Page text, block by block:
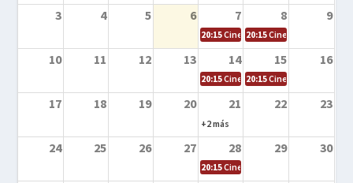
3 4 5 6 7 8 9
20:15Cine en la calle – El niño y la
20:15Cine en la calle –
10 11 12 13 14 15 16
20:15Cine en la calle – Tortugas
20:15Cine en la calle –
17 18 19 20 21 22 23
+2 más
24 25 26 27 28 29 30
20:15Cine en el calle – Tintín y el